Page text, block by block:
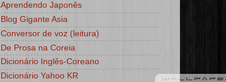
Aprendendo Japonês
Blog Gigante Asia
Conversor de voz (leitura)
De Prosa na Coreia
Dicionário Inglês-Coreano
Dicionário Yahoo KR